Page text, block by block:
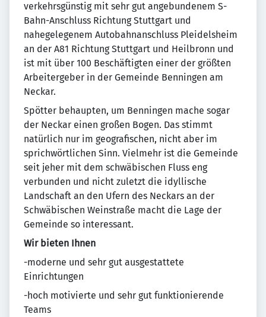
verkehrsgünstig mit sehr gut angebundenem S-
Bahn-Anschluss Richtung Stuttgart und
nahegelegenem Autobahnanschluss Pleidelsheim
an der A81 Richtung Stuttgart und Heilbronn und
ist mit über 100 Beschäftigten einer der größten
Arbeitergeber in der Gemeinde Benningen am
Neckar.
Spötter behaupten, um Benningen mache sogar
der Neckar einen großen Bogen. Das stimmt
natürlich nur im geografischen, nicht aber im
sprichwörtlichen Sinn. Vielmehr ist die Gemeinde
seit jeher mit dem schwäbischen Fluss eng
verbunden und nicht zuletzt die idyllische
Landschaft an den Ufern des Neckars an der
Schwäbischen Weinstraße macht die Lage der
Gemeinde so interessant.
Wir bieten Ihnen
-moderne und sehr gut ausgestattete
Einrichtungen
-hoch motivierte und sehr gut funktionierende
Teams